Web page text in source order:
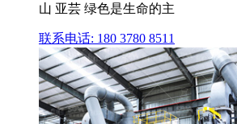
山 亚芸 绿色是生命的主
联系电话: 180 3780 8511